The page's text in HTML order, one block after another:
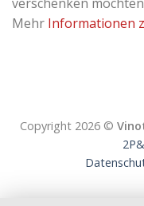
Mehr Informationen
Copyright 2026 ©